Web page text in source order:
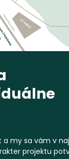
my sa vám v
projektu